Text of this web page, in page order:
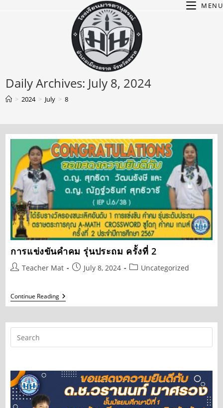
MENU
Daily Archives: July 8, 2024
> 2024 > July > 8
การแข่งขันคำคม รุ่นประถม ครั้งที่ 2
PostTeacher Mat
PostJuly 8, 2024
PostUncategorized
Continue Readingการ
แข่งขัน
ประถม